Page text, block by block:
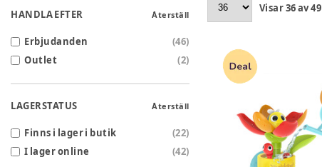
HANDLA EFTER Återställ
Erbjudanden (46)
Outlet
(2)
LAGERSTATUS Återställ
Finns i lager i butik (22)
I lager online
(42)
Visar36av49